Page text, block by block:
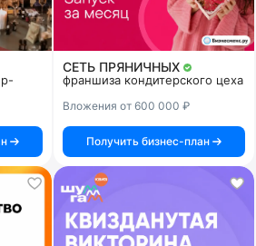
СЕТЬ ПРЯНИЧНЫХ
франшиза кондитерского цеха
Вложения от 600 000 ₽
Получить бизнес-план